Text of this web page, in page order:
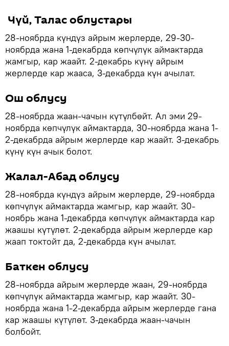
Чүй, Талас облустары
28-ноябрда күндүз айрым жерлерде, 29-30-
ноябрда жана 1-декабрда көпчүлүк аймактарда
жамгыр, кар жаайт. 2-декабрь күнү айрым
жерлерде кар жааса, 3-декабрда күн ачылат.
Ош облусу
28-ноябрда жаан-чачын күтүлбөйт. Ал эми 29-
ноябрда көпчүлүк аймактарда, 30-ноябрда жана 1-
2-декабрда айрым жерлерде кар жаайт. 3-декабрь
күнү күн ачык болот.
Жалал-Абад облусу
28-ноябрда күндүз айрым жерлерде, 29-ноябрда
көпчүлүк аймактарда жамгыр, кар жаайт. 30-
ноябрь жана 1-декабрда көпчүлүк аймактарда кар
жаашы күтүлөт. 2-декабрда айрым жерлерде кар
жаап токтойт да, 2-декабрда күн ачылат.
Баткен облусу
28-ноябрда айрым жерлерде жаан, 29-ноябрда
көпчүлүк аймактарда жамгыр, кар жаайт. 30-
ноябрда жана 1-2-декабрда айрым жерлерде гана
кар жаашы күтүлөт. 3-декабрда жаан-чачын
болбойт.